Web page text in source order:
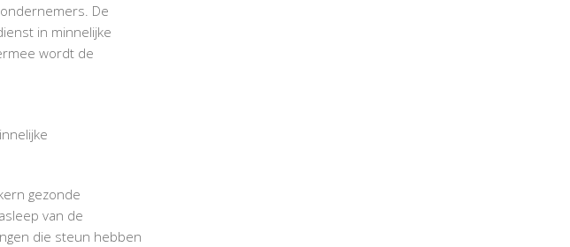
De
in minnelijke
wordt de
gezonde
van de
die steun hebben